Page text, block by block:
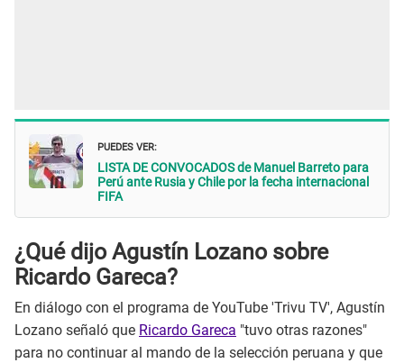
PUEDES VER:
LISTA DE CONVOCADOS de Manuel Barreto para
Perú ante Rusia y Chile por la fecha internacional
FIFA
¿Qué dijo Agustín Lozano sobre
Ricardo Gareca?
En diálogo con el programa de YouTube 'Trivu TV', Agustín
Lozano señaló que Ricardo Gareca "tuvo otras razones"
para no continuar al mando de la selección peruana y que